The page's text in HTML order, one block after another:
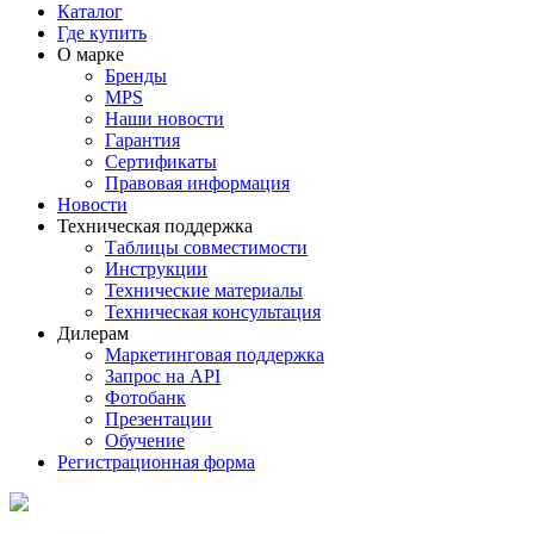
Каталог
Где купить
О марке
Бренды
MPS
Наши новости
Гарантия
Сертификаты
Правовая информация
Новости
Техническая поддержка
Таблицы совместимости
Инструкции
Технические материалы
Техническая консультация
Дилерам
Маркетинговая поддержка
Запрос на API
Фотобанк
Презентации
Обучение
Регистрационная форма